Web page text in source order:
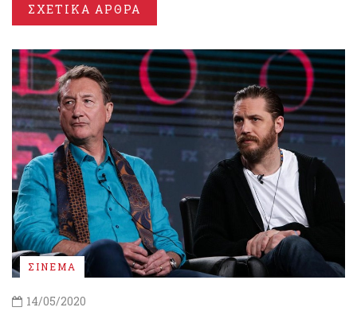
ΣΧΕΤΙΚΑ ΑΡΘΡΑ
ΣΙΝΕΜΑ
14/05/2020